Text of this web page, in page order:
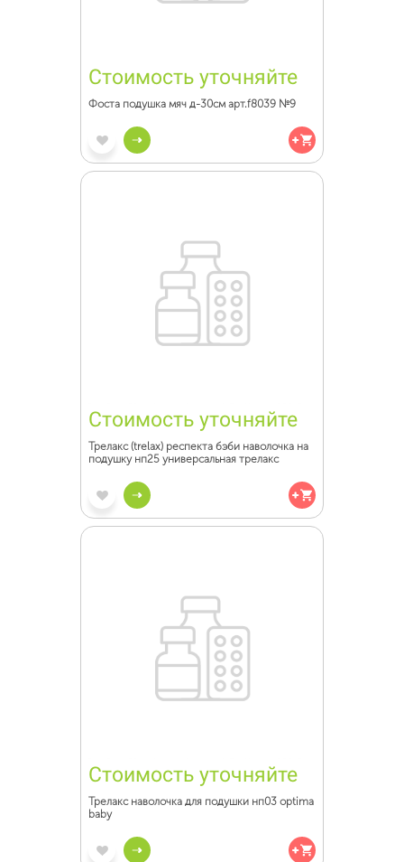
Стоимость уточняйте
Фоста подушка мяч д-30см арт.f8039 №9
Стоимость уточняйте
Трелакс (trelax) респекта бэби наволочка на
подушку нп25 универсальная трелакс
Стоимость уточняйте
Трелакс наволочка для подушки нп03 optima
baby